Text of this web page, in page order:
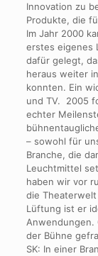
Innovation zu
Produkte, die
Im Jahr 2000
erstes eigenes
dafür gelegt,
heraus weiter
konnten. Ein
und TV. 2005
echter
– sowohl für
Branche, die
Leuchtmittel
haben wir vor
die
Lüftung ist er
Anwendungen.
der Bühne
SK: In einer